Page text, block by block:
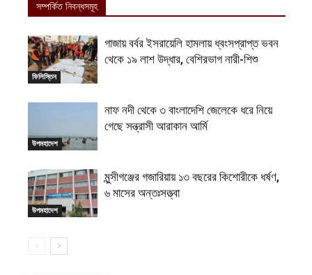
সম্পর্কিত নিবন্ধসমূহ
ফিলিস্তিন
গাজায় বর্বর ইসরায়েলি হামলায় ধ্বংসপ্রাপ্ত ভবন
থেকে ১৯ লাশ উদ্ধার, বেশিরভাগ নারী-শিশু
উপমহাদেশ
নাফ নদী থেকে ৩ বাংলাদেশি জেলেকে ধরে নিয়ে
গেছে সন্ত্রাসী আরাকান আর্মি
উপমহাদেশ
মুন্সীগঞ্জের গজারিয়ায় ১৩ বছরের কিশোরীকে ধর্ষণ,
৬ মাসের অন্তঃসত্ত্বা